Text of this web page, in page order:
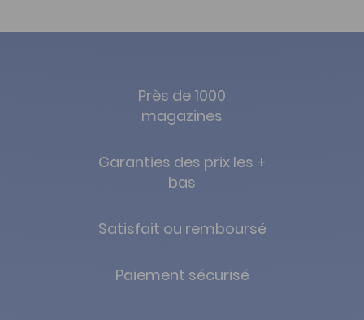
Près de 1000
magazines
Garanties des prix les +
bas
Satisfait ou remboursé
Paiement sécurisé